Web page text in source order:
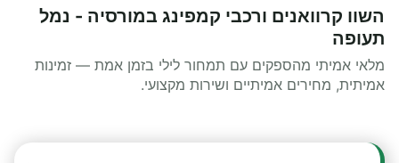
השוו קרוואנים ורכבי קמפינג במורסיה - נמל
תעופה
מלאי אמיתי מהספקים עם תמחור לילי בזמן אמת — זמינות
אמיתית, מחירים אמיתיים ושירות מקצועי.